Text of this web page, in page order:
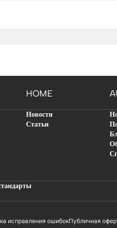
HOME
Новости
Статьи
исправления ошибокПубличная